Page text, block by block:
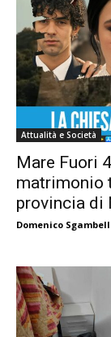
Attualità e Società
Mare Fuori
matrimonio
provincia di
Domenico